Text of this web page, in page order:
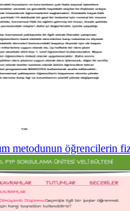
metodunun öğrencilerin